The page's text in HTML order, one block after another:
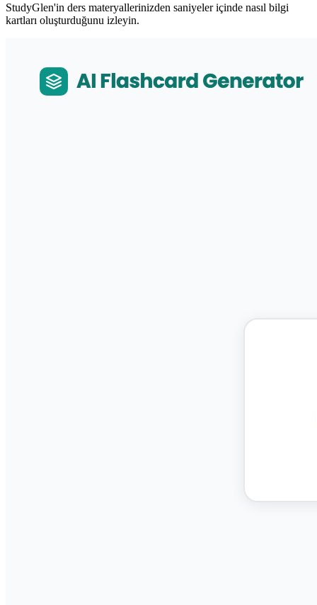
StudyGlen'in ders materyallerinizden saniyeler içinde nasıl bilgi
kartları oluşturduğunu izleyin.